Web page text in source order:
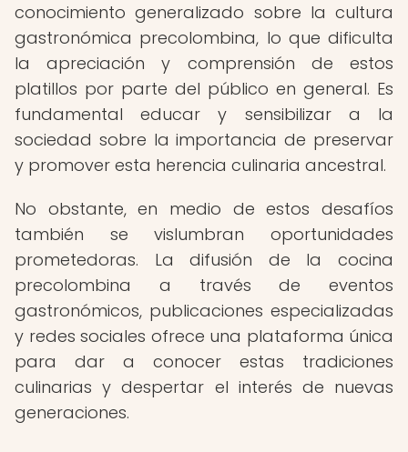
conocimiento generalizado sobre la cultura
gastronómica precolombina, lo que dificulta
la apreciación y comprensión de estos
platillos por parte del público en general. Es
fundamental educar y sensibilizar a la
sociedad sobre la importancia de preservar
y promover esta herencia culinaria ancestral.
No obstante, en medio de estos desafíos
también se vislumbran oportunidades
prometedoras. La difusión de la cocina
precolombina a través de eventos
gastronómicos, publicaciones especializadas
y redes sociales ofrece una plataforma única
para dar a conocer estas tradiciones
culinarias y despertar el interés de nuevas
generaciones.